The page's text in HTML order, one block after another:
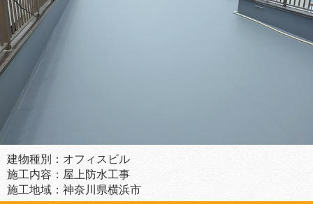
建物種別：オフィスビル
施工内容：屋上防水工事
施工地域：神奈川県横浜市